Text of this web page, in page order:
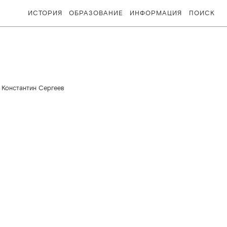
ИСТОРИЯ ОБРАЗОВАНИЕ ИНФОРМАЦИЯ ПОИСК